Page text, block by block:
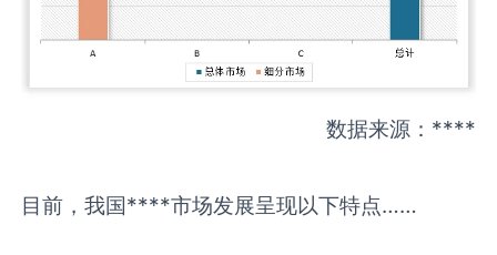
数据来源：****
目前，我国****市场发展呈现以下特点……